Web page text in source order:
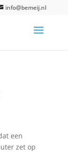
info@bemeij.nl
een
zet op